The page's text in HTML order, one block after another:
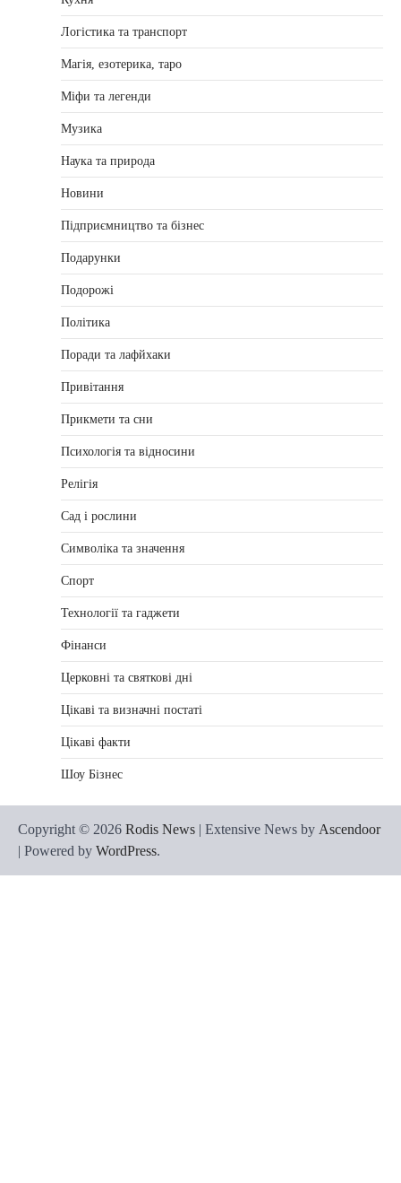
Логістика та транспорт
Магія, езотерика, таро
Міфи та легенди
Музика
Наука та природа
Новини
Підприємництво та бізнес
Подарунки
Подорожі
Політика
Поради та лафйхаки
Привітання
Прикмети та сни
Психологія та відносини
Релігія
Сад і рослини
Символіка та значення
Спорт
Технології та гаджети
Фінанси
Церковні та святкові дні
Цікаві та визначні постаті
Цікаві факти
Шоу Бізнес
Copyright © 2026 Rodis News | Extensive News by Ascendoor
| Powered by WordPress.